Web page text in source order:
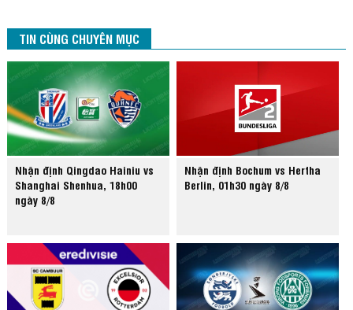
TIN CÙNG CHUYÊN MỤC
Nhận định Qingdao Hainiu vs
Shanghai Shenhua, 18h00
ngày 8/8
Nhận định Bochum vs Hertha
Berlin, 01h30 ngày 8/8